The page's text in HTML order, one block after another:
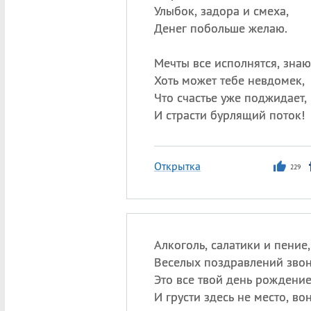
Улыбок, задора и смеха,
Денег побольше желаю.
Мечты все исполнятся,
Хоть может тебе невдомек,
Что счастье уже поджидает,
И страсти бурлящий поток!
Открытка 229
Алкоголь, салатики и пение,
Веселых поздравлений
Это все твой день
И грусти здесь не место,